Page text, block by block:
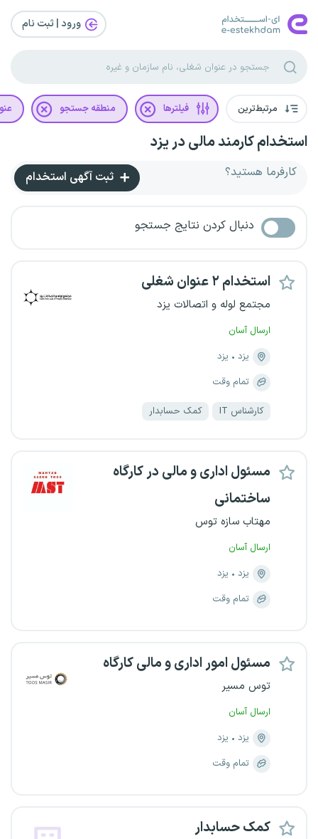
ورود | ثبت‌ نام
مرتبط‌ترین فیلترها منطقه جستجو
استخدام کارمند مالی در یزد
کارفرما هستید؟ ثبت آگهی استخدام
دنبال کردن نتایج جستجو
استخدام ۲ عنوان شغلی
مجتمع لوله و اتصالات یزد
ارسال آسان
یزد
یزد
تمام وقت
کارشناس IT کمک حسابدار
مسئول اداری و مالی در کارگاه
ساختمانی
مهتاب سازه توس
ارسال آسان
یزد
یزد
تمام وقت
مسئول امور اداری و مالی کارگاه
توس مسیر
ارسال آسان
یزد
یزد
تمام وقت
کمک حسابدار